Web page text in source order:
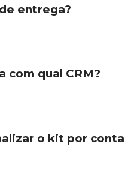
entrega?
com qual CRM?
o kit por conta